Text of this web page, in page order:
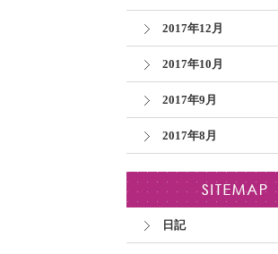
2017年12月
2017年10月
2017年9月
2017年8月
日記